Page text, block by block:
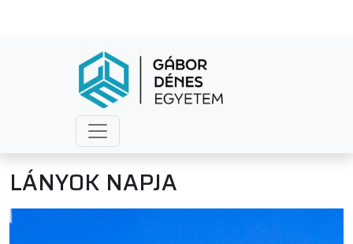
LÁNYOK NAPJA